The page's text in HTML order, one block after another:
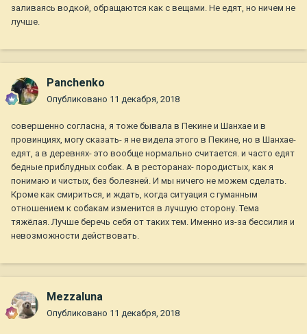
заливаясь водкой, обращаются как с вещами. Не едят, но ничем не
лучше.
Panchenko
Опубликовано 11 декабря, 2018
совершенно согласна, я тоже бывала в Пекине и Шанхае и в
провинциях, могу сказать- я не видела этого в Пекине, но в Шанхае-
едят, а в деревнях- это вообще нормально считается. и часто едят
бедные приблудных собак. А в ресторанах- породистых, как я
понимаю и чистых, без болезней. И мы ничего не можем сделать.
Кроме как смириться, и ждать, когда ситуация с гуманным
отношением к собакам изменится в лучшую сторону. Тема
тяжёлая. Лучше беречь себя от таких тем. Именно из-за бессилия и
невозможности действовать.
Mezzaluna
Опубликовано 11 декабря, 2018